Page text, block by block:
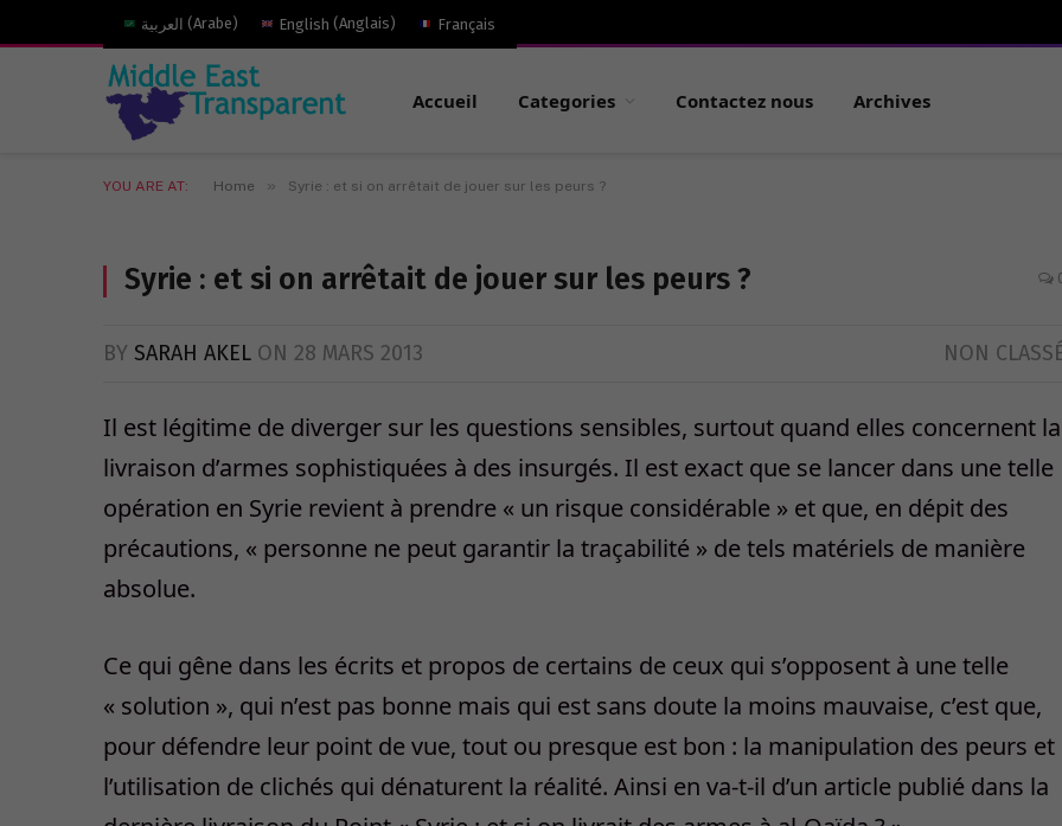
العربية (Arabe) English (Anglais) Français
Accueil Categories Contactez nous Archives
YOU ARE AT: Home » Syrie : et si on arrêtait de jouer sur les peurs ?
Syrie : et si on arrêtait de jouer sur les peurs ?
BY SARAH AKEL ON 28 MARS 2013 NON
Il est légitime de diverger sur les questions sensibles, surtout quand elles concernent la
livraison d’armes sophistiquées à des insurgés. Il est exact que se lancer dans une telle
opération en Syrie revient à prendre « un risque considérable » et que, en dépit des
précautions, « personne ne peut garantir la traçabilité » de tels matériels de manière
absolue.
Ce qui gêne dans les écrits et propos de certains de ceux qui s’opposent à une telle
« solution », qui n’est pas bonne mais qui est sans doute la moins mauvaise, c’est que,
pour défendre leur point de vue, tout ou presque est bon : la manipulation des peurs et
l’utilisation de clichés qui dénaturent la réalité. Ainsi en va-t-il d’un article publié dans la